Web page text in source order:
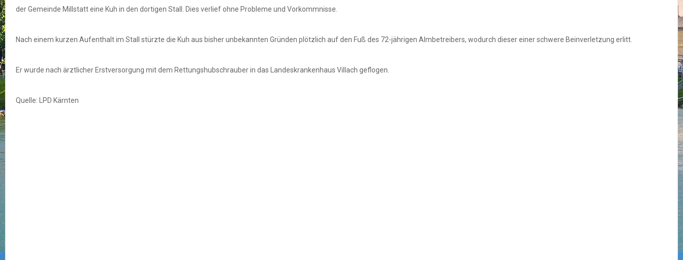
der Gemeinde Millstatt eine Kuh in den dortigen Stall. Dies verlief ohne Probleme und Vorkommnisse.
Nach einem kurzen Aufenthalt im Stall stürzte die Kuh aus bisher unbekannten Gründen plötzlich auf den Fuß des 72-jährigen Almbetreibers, wodurch dieser einer schwere Beinverletzung erlitt.
Er wurde nach ärztlicher Erstversorgung mit dem Rettungshubschrauber in das Landeskrankenhaus Villach geflogen.
Quelle: LPD Kärnten